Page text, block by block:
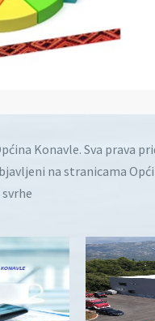
Konavle. Sva prava
na stranicama